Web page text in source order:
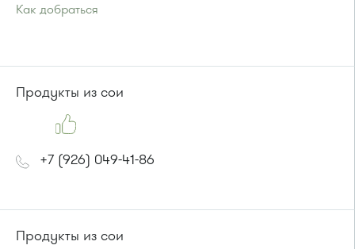
Как добраться
Маршрутка № 417м, 416м, 164, 460м, 495, 497, 460м, 479м,
707м
или до остановки
Автобус № 4, 9.
Продукты из сои
+7 (926) 049-41-86
Продукты из сои